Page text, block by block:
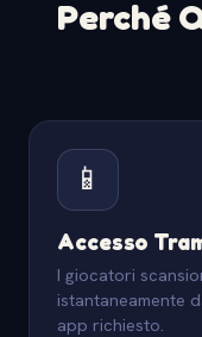
Perché
📱
Accesso
I giocatori
istantaneamente
app richiesto.